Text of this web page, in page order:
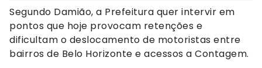
Segundo Damião, a Prefeitura quer intervir em
pontos que hoje provocam retenções e
dificultam o deslocamento de motoristas entre
bairros de Belo Horizonte e acessos a Contagem.